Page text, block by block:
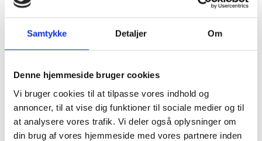
Samtykke Detaljer Om
Denne hjemmeside bruger cookies
Vi bruger cookies til at tilpasse vores indhold og
annoncer, til at vise dig funktioner til sociale medier og til
at analysere vores trafik. Vi deler også oplysninger om
din brug af vores hjemmeside med vores partnere inden
Egelunds tale ved sprogkonference den 15.
december 2025.
Experts on change
Publiceret 11. december 2025
Uddannelses- og forskningsminister Christina